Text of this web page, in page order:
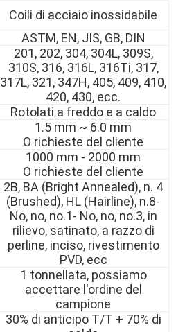
Coili di acciaio inossidabile
ASTM, EN, JIS, GB, DIN
201, 202, 304, 304L, 309S,
310S, 316, 316L, 316Ti, 317,
317L, 321, 347H, 405, 409, 410,
420, 430, ecc.
Rotolati a freddo e a caldo
1.5 mm ~ 6.0 mm
O richieste del cliente
1000 mm - 2000 mm
O richieste del cliente
2B, BA (Bright Annealed), n. 4
(Brushed), HL (Hairline), n.8-
No, no, no.1- No, no, no.3, in
rilievo, satinato, a razzo di
perline, inciso, rivestimento
PVD, ecc
1 tonnellata, possiamo
accettare l'ordine del
campione
30% di anticipo T/T + 70% di